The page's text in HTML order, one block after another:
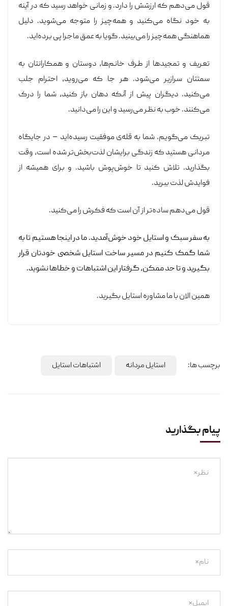
قول می‌دهم که ارزشش را دارد. و زمانی خواهد رسید که در آینه
به خود نگاه می‌کنید و همه‌چیز را متوجه می‌شوید. دلیل
هماهنگی همه‌چیز را می‌بینید. گویا به عمق ماجرا پی برده‌اید.
تعریف و تمجیدها از طرف خانم‌ها، دوستان و همکارانتان به
سمتتان سرازیر می‌شود. هر جا که می‌روید، احترام جلب
می‌کنید. دیگران پیش از آنکه دهان باز کنید، شما را درک
می‌کنند. خوب به نظر می‌رسید و این را می‌دانید.
تبریک می‌گویم. شما به قله‌ی موفقیت رسیده‌اید – در جایگاه
مردانی هستید که زندگی برایشان لذت‌بخش‌تر شده است، وقت
بگذارید. تلاش کنید تا خوش‌پوش باشید. و برای همیشه از
فوایدش لذت ببرید.
قول می‌دهم ساده‌تر از آن است که فکرش را می‌کنید.
به سفر سبک و استایل خود خوش‌آمدید. ما در اینجا هستیم تا به
شما گمک کنیم در مسیر ساخت استایل شخصی خودتان قرار
بگیرید و تا حد ممکن، گرفتار این اشتباهات و خطاها نشوید.
همین الان با ما مشاوره استایل بگیرید.
برچسب ها: استایل مردانه اشتباهات استایل
پیام بگذارید